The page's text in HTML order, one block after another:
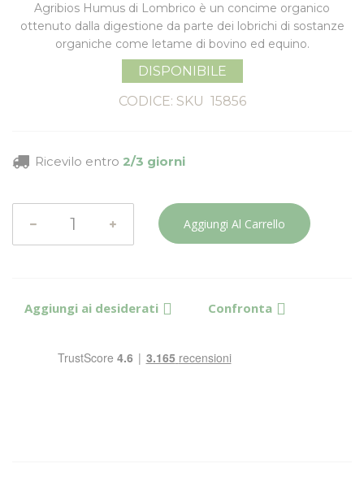
Agribios Humus di Lombrico è un concime organico
ottenuto dalla digestione da parte dei lobrichi di sostanze
organiche come letame di bovino ed equino.
DISPONIBILE
CODICE: SKU 15856
Ricevilo entro 2/3 giorni
Aggiungi Al Carrello
Aggiungi ai desiderati Confronta